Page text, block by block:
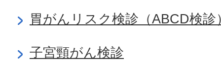
胃がんリスク検診（ABCD検診
子宮頸がん検診